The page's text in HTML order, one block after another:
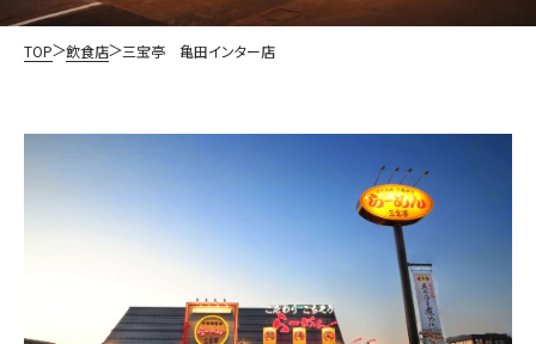
TOP 飲食店 三宝亭 亀田インター店